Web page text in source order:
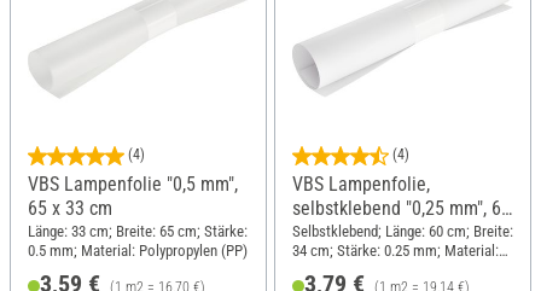
(4)
VBS Lampenfolie "0,5 mm",
65 x 33 cm
Länge: 33 cm; Breite: 65 cm; Stärke:
0.5 mm; Material: Polypropylen (PP)
3,59 € (1 m2 = 16,70 €)
(4)
VBS Lampenfolie,
selbstklebend "0,25 mm", 60
x 34 cm
Selbstklebend; Länge: 60 cm; Breite:
34 cm; Stärke: 0.25 mm; Material:
3,79 € (1 m2 = 19,14 €)